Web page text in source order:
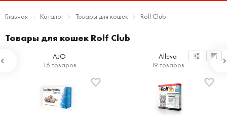
Главная Каталог Товары для кошек Rolf Club
Товары для кошек Rolf Club
AJO
16 товаров
Alleva
19 товаров